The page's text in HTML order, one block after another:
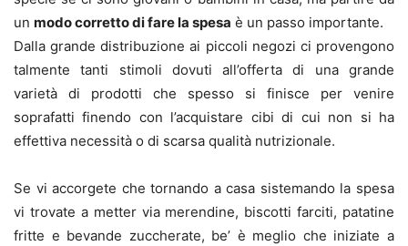
un modo corretto di fare la spesa è un passo importante.
Dalla grande distribuzione ai piccoli negozi ci provengono
talmente tanti stimoli dovuti all’offerta di una grande
varietà di prodotti che spesso si finisce per venire
soprafatti finendo con l’acquistare cibi di cui non si ha
effettiva necessità o di scarsa qualità nutrizionale.
Se vi accorgete che tornando a casa sistemando la spesa
vi trovate a metter via merendine, biscotti farciti, patatine
fritte e bevande zuccherate, be’ è meglio che iniziate a